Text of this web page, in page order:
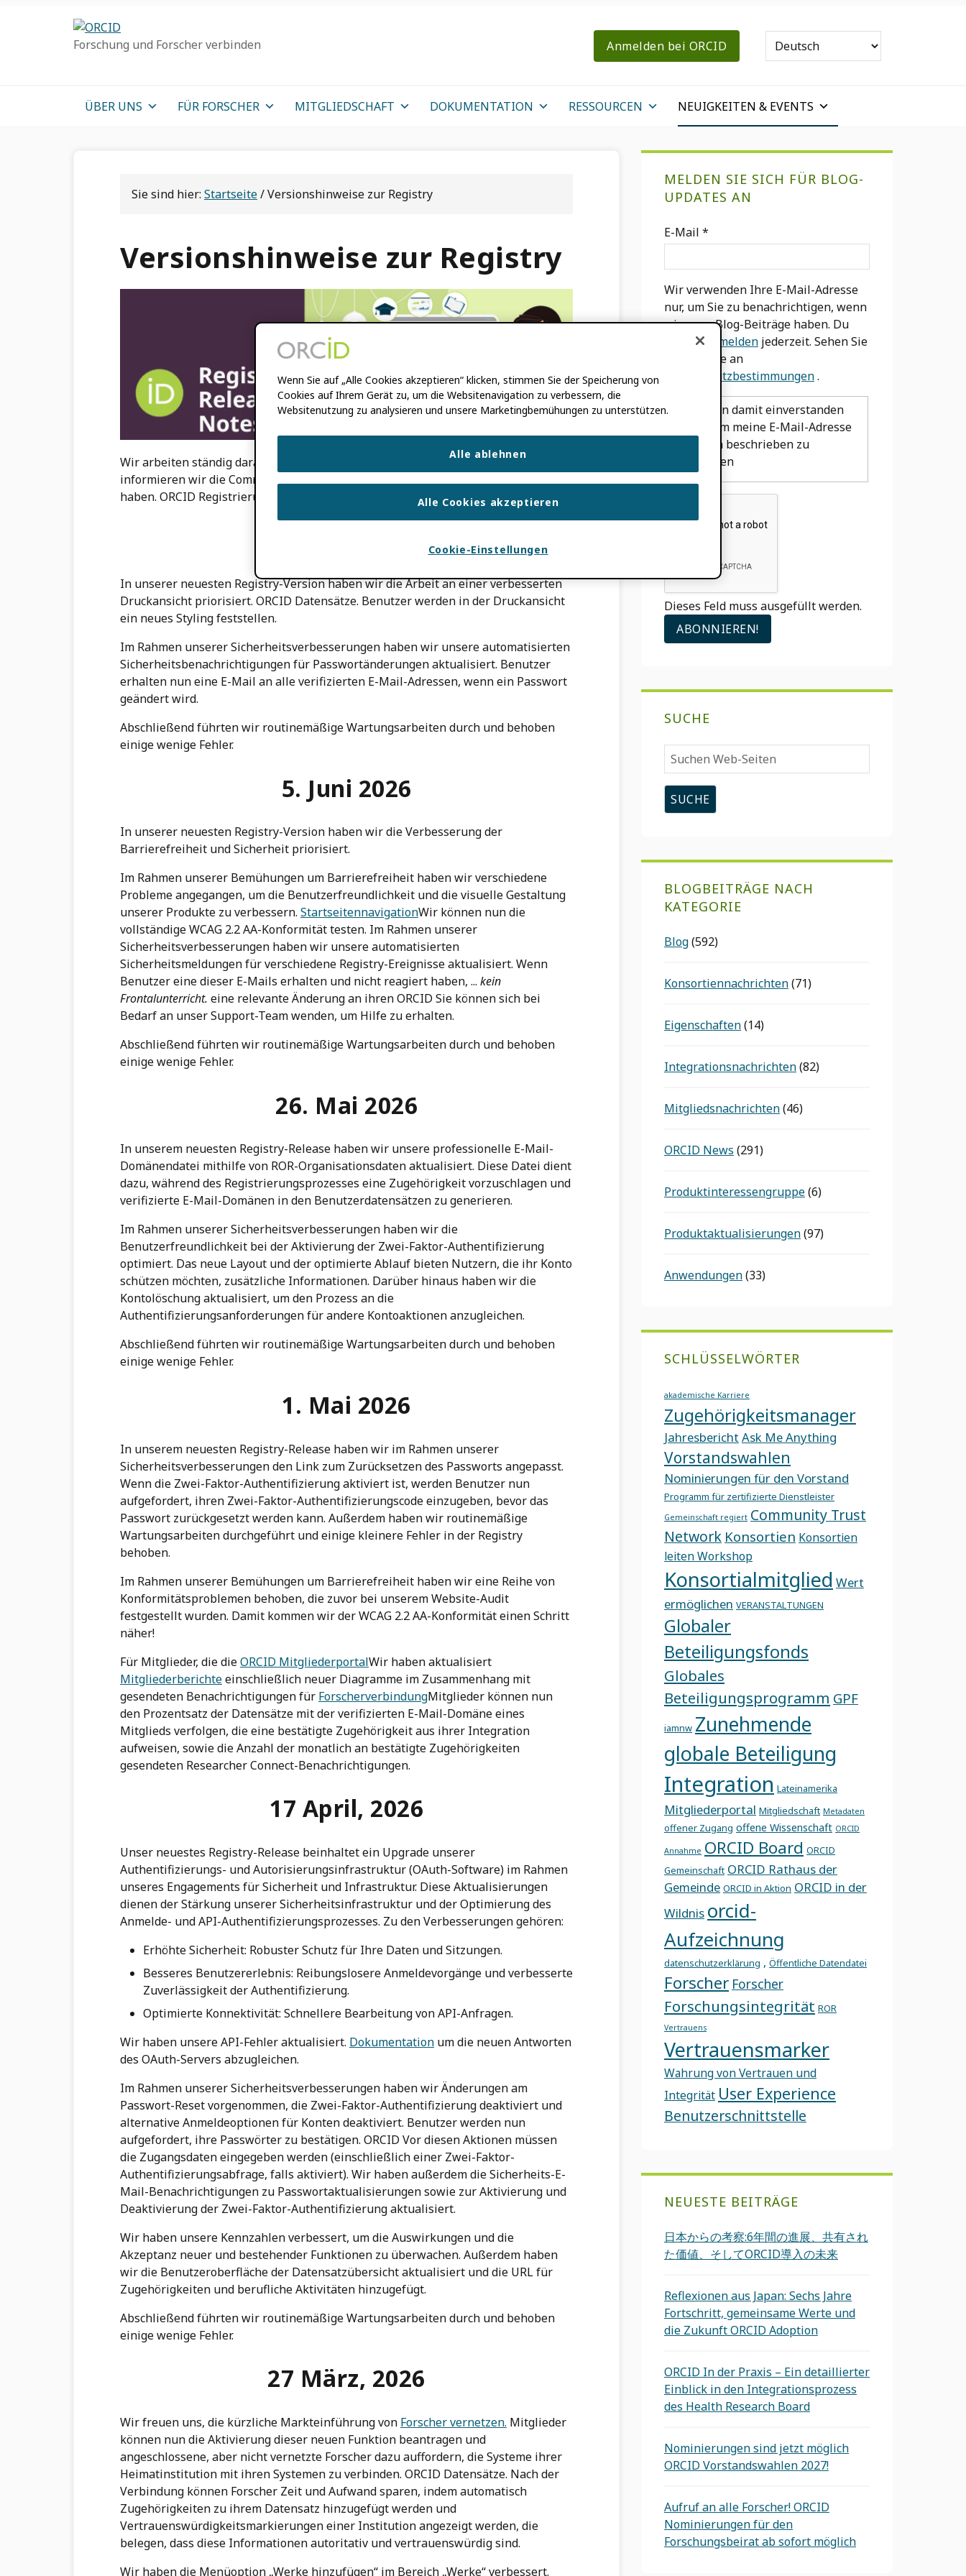
HauptnavigationForschung und Forscher verbinden Anmelden bei ORCID
ÜBER UNS FÜR FORSCHER MITGLIEDSCHAFT DOKUMENTATION RESSOURCEN NEUIGKEITEN & EVENTS
Sie sind hier: Startseite/Versionshinweise zur Registry
Versionshinweise zur Registry
Wir arbeiten ständig daran, die Benutzererfahrung zu verbessern! Auf dieser Seite
informieren wir die Community über alle Aktualisierungen, die wir vorgenommen
haben. ORCID Registrierung und das Mitgliederportal.
In unserer neuesten Registry-Version haben wir die Arbeit an einer verbesserten
Druckansicht priorisiert. ORCID Datensätze. Benutzer werden in der Druckansicht
ein neues Styling feststellen.
Im Rahmen unserer Sicherheitsverbesserungen haben wir unsere automatisierten
Sicherheitsbenachrichtigungen für Passwortänderungen aktualisiert. Benutzer
erhalten nun eine E-Mail an alle verifizierten E-Mail-Adressen, wenn ein Passwort
geändert wird.
Abschließend führten wir routinemäßige Wartungsarbeiten durch und behoben
einige wenige Fehler.
5. Juni 2026
In unserer neuesten Registry-Version haben wir die Verbesserung der
Barrierefreiheit und Sicherheit priorisiert.
Im Rahmen unserer Bemühungen um Barrierefreiheit haben wir verschiedene
Probleme angegangen, um die Benutzerfreundlichkeit und die visuelle Gestaltung
unserer Produkte zu verbessern. StartseitennavigationWir können nun die
vollständige WCAG 2.2 AA-Konformität testen. Im Rahmen unserer
Sicherheitsverbesserungen haben wir unsere automatisierten
Sicherheitsmeldungen für verschiedene Registry-Ereignisse aktualisiert. Wenn
Benutzer eine dieser E-Mails erhalten und nicht reagiert haben, ... kein
Frontalunterricht. eine relevante Änderung an ihren ORCID Sie können sich bei
Bedarf an unser Support-Team wenden, um Hilfe zu erhalten.
Abschließend führten wir routinemäßige Wartungsarbeiten durch und behoben
einige wenige Fehler.
26. Mai 2026
In unserem neuesten Registry-Release haben wir unsere professionelle E-Mail-
Domänendatei mithilfe von ROR-Organisationsdaten aktualisiert. Diese Datei dient
dazu, während des Registrierungsprozesses eine Zugehörigkeit vorzuschlagen und
verifizierte E-Mail-Domänen in den Benutzerdatensätzen zu generieren.
Im Rahmen unserer Sicherheitsverbesserungen haben wir die
Benutzerfreundlichkeit bei der Aktivierung der Zwei-Faktor-Authentifizierung
optimiert. Das neue Layout und der optimierte Ablauf bieten Nutzern, die ihr Konto
schützen möchten, zusätzliche Informationen. Darüber hinaus haben wir die
Kontolöschung aktualisiert, um den Prozess an die
Authentifizierungsanforderungen für andere Kontoaktionen anzugleichen.
Abschließend führten wir routinemäßige Wartungsarbeiten durch und behoben
einige wenige Fehler.
1. Mai 2026
In unserem neuesten Registry-Release haben wir im Rahmen unserer
Sicherheitsverbesserungen den Link zum Zurücksetzen des Passworts angepasst.
Wenn die Zwei-Faktor-Authentifizierung aktiviert ist, werden Benutzer nun
aufgefordert, ihren Zwei-Faktor-Authentifizierungscode einzugeben, bevor das
Passwort zurückgesetzt werden kann. Außerdem haben wir routinemäßige
Wartungsarbeiten durchgeführt und einige kleinere Fehler in der Registry
behoben.
Im Rahmen unserer Bemühungen um Barrierefreiheit haben wir eine Reihe von
Konformitätsproblemen behoben, die zuvor bei unserem Website-Audit
festgestellt wurden. Damit kommen wir der WCAG 2.2 AA-Konformität einen Schritt
näher!
Für Mitglieder, die dieORCID MitgliederportalWir haben aktualisiert
Mitgliederberichteeinschließlich neuer Diagramme im Zusammenhang mit
gesendeten Benachrichtigungen für ForscherverbindungMitglieder können nun
den Prozentsatz der Datensätze mit der verifizierten E-Mail-Domäne eines
Mitglieds verfolgen, die eine bestätigte Zugehörigkeit aus ihrer Integration
aufweisen, sowie die Anzahl der monatlich an bestätigte Zugehörigkeiten
gesendeten Researcher Connect-Benachrichtigungen.
17 April, 2026
Unser neuestes Registry-Release beinhaltet ein Upgrade unserer
Authentifizierungs- und Autorisierungsinfrastruktur (OAuth-Software) im Rahmen
unseres Engagements für Sicherheit und Infrastruktur. Diese Aktualisierungen
dienen der Stärkung unserer Sicherheitsinfrastruktur und der Optimierung des
Anmelde- und API-Authentifizierungsprozesses. Zu den Verbesserungen gehören:
Erhöhte Sicherheit: Robuster Schutz für Ihre Daten und Sitzungen.
Besseres Benutzererlebnis: Reibungslosere Anmeldevorgänge und verbesserte
Zuverlässigkeit der Authentifizierung.
Optimierte Konnektivität: Schnellere Bearbeitung von API-Anfragen.
Wir haben unsere API-Fehler aktualisiert. Dokumentation um die neuen Antworten
des OAuth-Servers abzugleichen.
Im Rahmen unserer Sicherheitsverbesserungen haben wir Änderungen am
Passwort-Reset vorgenommen, die Zwei-Faktor-Authentifizierung deaktiviert und
alternative Anmeldeoptionen für Konten deaktiviert. Benutzer werden nun
aufgefordert, ihre Passwörter zu bestätigen. ORCID Vor diesen Aktionen müssen
die Zugangsdaten eingegeben werden (einschließlich einer Zwei-Faktor-
Authentifizierungsabfrage, falls aktiviert). Wir haben außerdem die Sicherheits-E-
Mail-Benachrichtigungen zu Passwortaktualisierungen sowie zur Aktivierung und
Deaktivierung der Zwei-Faktor-Authentifizierung aktualisiert.
Wir haben unsere Kennzahlen verbessert, um die Auswirkungen und die
Akzeptanz neuer und bestehender Funktionen zu überwachen. Außerdem haben
wir die Benutzeroberfläche der Datensatzübersicht aktualisiert und die URL für
Zugehörigkeiten und berufliche Aktivitäten hinzugefügt.
Abschließend führten wir routinemäßige Wartungsarbeiten durch und behoben
einige wenige Fehler.
27 März, 2026
Wir freuen uns, die kürzliche Markteinführung von Forscher vernetzen. Mitglieder
können nun die Aktivierung dieser neuen Funktion beantragen und
angeschlossene, aber nicht vernetzte Forscher dazu auffordern, die Systeme ihrer
Heimatinstitution mit ihren Systemen zu verbinden. ORCID Datensätze. Nach der
Verbindung können Forscher Zeit und Aufwand sparen, indem automatisch
Zugehörigkeiten zu ihrem Datensatz hinzugefügt werden und
Vertrauenswürdigkeitsmarkierungen einer Institution angezeigt werden, die
belegen, dass diese Informationen autoritativ und vertrauenswürdig sind.
Wir haben die Menüoption „Werke hinzufügen“ im Bereich „Werke“ verbessert.
Sidebar
MELDEN SIE SICH FÜR BLOG-
UPDATES AN
E-Mail *
Wir verwenden Ihre E-Mail-Adresse
nur, um Sie zu benachrichtigen, wenn
wir neue Blog-Beiträge haben. Du
kannst abmelden jederzeit. Sehen Sie
sich unsere an
Datenschutzbestimmungen.
Ich bin damit einverstanden
ORCID um meine E-Mail-Adresse
wie oben beschrieben zu
verwenden
Dieses Feld muss ausgefüllt werden.
SUCHE
Suchen
Web-
Seiten
BLOGBEITRÄGE NACH
KATEGORIE
Blog(592)
Konsortiennachrichten(71)
Eigenschaften(14)
Integrationsnachrichten(82)
Mitgliedsnachrichten(46)
ORCID News (291)
Produktinteressengruppe(6)
Produktaktualisierungen(97)
Anwendungen(33)
SCHLÜSSELWÖRTER
akademische Karriere
Zugehörigkeitsmanager
Jahresbericht Ask Me Anything
Vorstandswahlen
Nominierungen für den Vorstand
Programm für zertifizierte Dienstleister
Gemeinschaft regiert Community Trust
Network Konsortien Konsortien
leiten Workshop
Konsortialmitglied Wert
ermöglichen VERANSTALTUNGEN
Globaler
Beteiligungsfonds
Globales
Beteiligungsprogramm GPF
iamnw Zunehmende
globale Beteiligung
Integration Lateinamerika
Mitgliederportal Mitgliedschaft Metadaten
offener Zugang offene Wissenschaft ORCID
Annahme ORCID Board ORCID
Gemeinschaft ORCID Rathaus der
Gemeinde ORCID in Aktion ORCID in der
Wildnis orcid-
Aufzeichnung
datenschutzerklärung , Öffentliche Datendatei
Forscher Forscher
Forschungsintegrität ROR
Vertrauens
Vertrauensmarker
Wahrung von Vertrauen und
Integrität User Experience
Benutzerschnittstelle
NEUESTE BEITRÄGE
日本からの考察:6年間の進展、共有され
た価値、そしてORCID導入の未来
Reflexionen aus Japan: Sechs Jahre
Fortschritt, gemeinsame Werte und
die Zukunft ORCID Adoption
ORCID In der Praxis – Ein detaillierter
Einblick in den Integrationsprozess
des Health Research Board
Nominierungen sind jetzt möglich
ORCID Vorstandswahlen 2027!
Aufruf an alle Forscher! ORCID
Nominierungen für den
Forschungsbeirat ab sofort möglich
Wenn Sie auf „Alle Cookies akzeptieren“ klicken, stimmen Sie der Speicherung von
Cookies auf Ihrem Gerät zu, um die Websitenavigation zu verbessern, die
Websitenutzung zu analysieren und unsere Marketingbemühungen zu unterstützen.
Alle ablehnen
Alle Cookies akzeptieren
Cookie-Einstellungen